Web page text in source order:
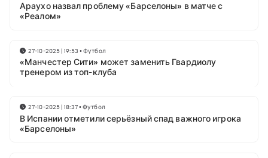
Араухо назвал проблему «Барселоны» в матче с
«Реалом»
27-10-2025 | 19:53 •Футбол
«Манчестер Сити» может заменить Гвардиолу
тренером из топ-клуба
27-10-2025 | 18:37•Футбол
В Испании отметили серьёзный спад важного игрока
«Барселоны»